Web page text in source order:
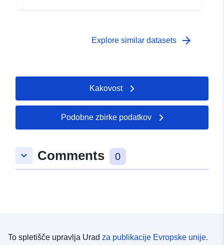
https://api.okina.fr/catalog/api/05171303-40dc-457d-
Explore similar datasets arrow_forward
Kakovost
Podobne zbirke podatkov
keyboard_arrow_down Comments 0
To spletišče upravlja Urad za publikacije Evropske unije.